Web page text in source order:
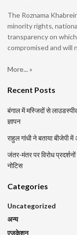
The Roznama
minority rights,
transparency on
compromised and will
More... »
Recent Posts
बंगाल में मस्जिदों से
ज्ञापन
राहुल गांधी ने बताया बीजेपी
जंतर-मंतर पर विरोध
नोटिस
Categories
Uncategorized
अन्य
एजुकेशन